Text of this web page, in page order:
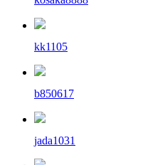
kk1105
b850617
jada1031